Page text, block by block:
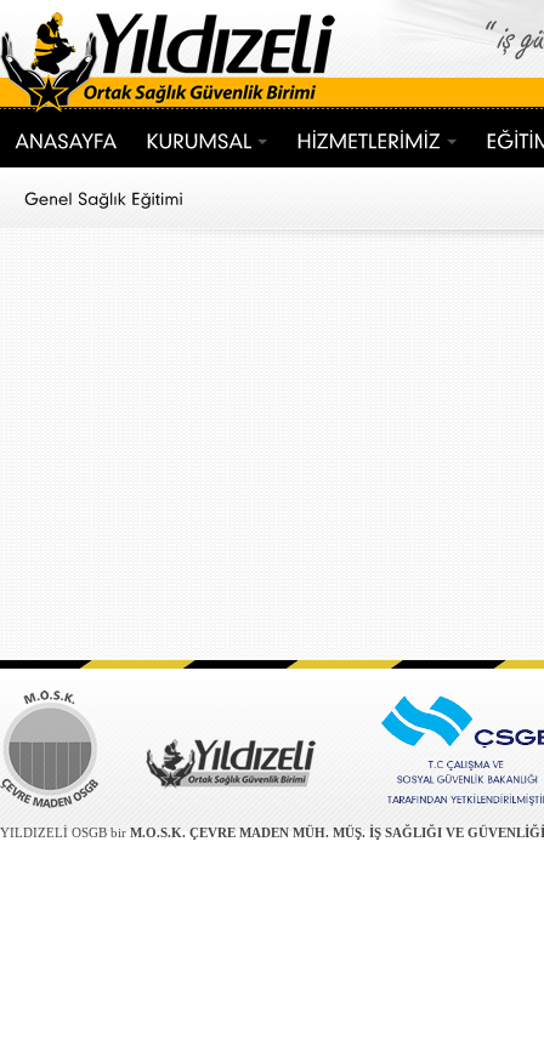
YILDIZELİ OSGB bir M.O.S.K. ÇEVRE MADEN MÜH. MÜŞ. İŞ SAĞLIĞI VE